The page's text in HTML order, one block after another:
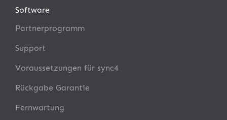
Software
Partnerprogramm
Support
Voraussetzungen für sync4
Rückgabe Garantie
Fernwartung